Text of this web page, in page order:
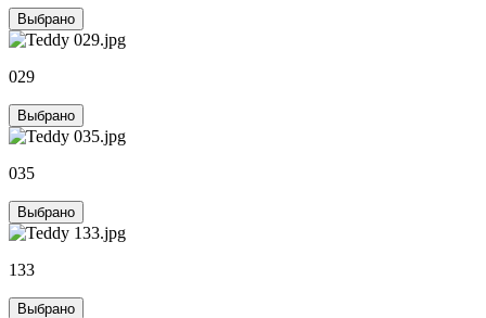
Выбрано
029
Выбрано
035
Выбрано
133
Выбрано